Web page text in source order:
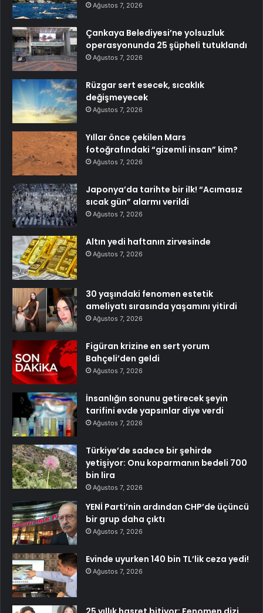
Ağustos 7, 2026
Çankaya Belediyesi’ne yolsuzluk
operasyonunda 25 şüpheli tutuklandı
Ağustos 7, 2026
Rüzgar sert esecek, sıcaklık
değişmeyecek
Ağustos 7, 2026
Yıllar önce çekilen Mars
fotoğrafındaki “gizemli insan” kim?
Ağustos 7, 2026
Japonya’da tarihte bir ilk! “Acımasız
sıcak gün” alarmı verildi
Ağustos 7, 2026
Altın yedi haftanın zirvesinde
Ağustos 7, 2026
30 yaşındaki fenomen estetik
ameliyatı sırasında yaşamını yitirdi
Ağustos 7, 2026
Figüran krizine en sert yorum
Bahçeli’den geldi
Ağustos 7, 2026
İnsanlığın sonunu getirecek şeyin
tarifini evde yapsınlar diye verdi
Ağustos 7, 2026
Türkiye’de sadece bir şehirde
yetişiyor: Onu koparmanın bedeli 700
bin lira
Ağustos 7, 2026
YENİ Parti’nin ardından CHP’de üçüncü
bir grup daha çıktı
Ağustos 7, 2026
Evinde uyurken 140 bin TL’lik ceza yedi!
Ağustos 7, 2026